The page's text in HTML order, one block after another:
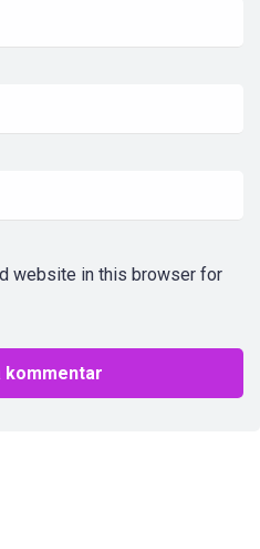
website in this browser for